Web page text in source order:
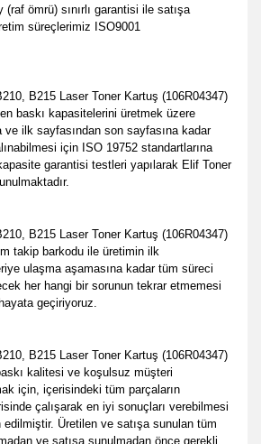
ömrü) sınırlı garantisi ile satışa
süreçlerimiz ISO9001
B215 Laser Toner Kartuş (106R04347)
baskı kapasitelerini üretmek üzere
ilk sayfasından son sayfasına kadar
için ISO 19752 standartlarına
garantisi testleri yapılarak Elif Toner
B215 Laser Toner Kartuş (106R04347)
takip barkodu ile üretimin ilk
ulaşma aşamasına kadar tüm süreci
her hangi bir sorunun tekrar etmemesi
geçiriyoruz.
B215 Laser Toner Kartuş (106R04347)
kalitesi ve koşulsuz müşteri
için, içerisindeki tüm parçaların
çalışarak en iyi sonuçları verebilmesi
Üretilen ve satışa sunulan tüm
ve satışa sunulmadan önce gerekli